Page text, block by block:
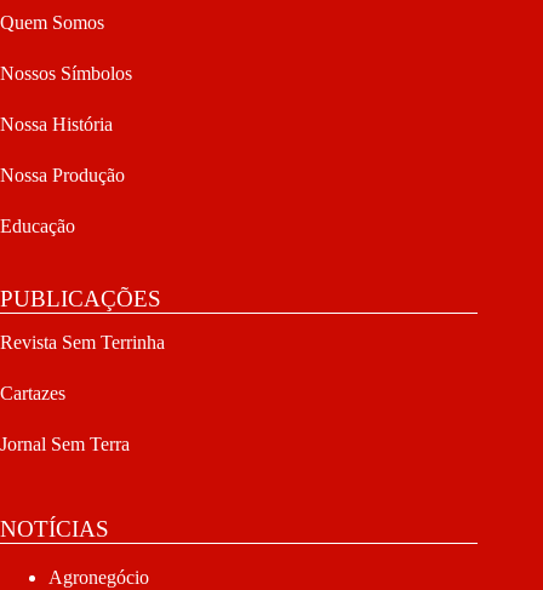
Quem Somos
Nossos Símbolos
Nossa História
Nossa Produção
Educação
PUBLICAÇÕES
Revista Sem Terrinha
Cartazes
Jornal Sem Terra
NOTÍCIAS
Agronegócio